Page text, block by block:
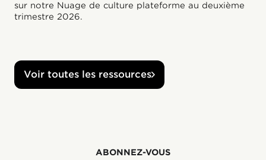
sur notre Nuage de culture plateforme au deuxième
trimestre 2026.
Voir toutes les ressources
ABONNEZ-VOUS